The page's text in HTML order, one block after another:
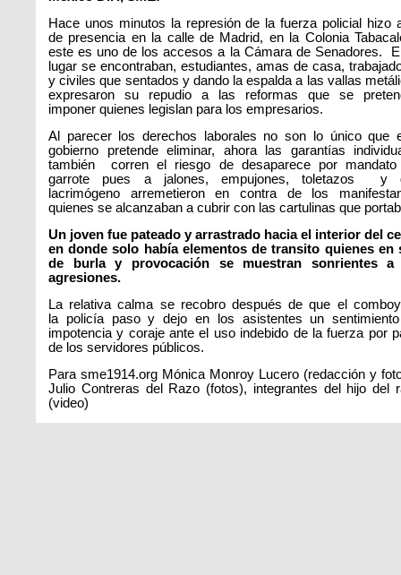
Hace unos minutos la represión de la fuerza policial hizo
de presencia en la calle de Madrid, en la Colonia
este es uno de los accesos a la Cámara de Senadores.
lugar se encontraban, estudiantes, amas de casa,
y civiles que sentados y dando la espalda a las vallas
expresaron su repudio a las reformas que se
imponer quienes legislan para los empresarios.
Al parecer los derechos laborales no son lo único que
gobierno pretende eliminar, ahora las garantías
también corren el riesgo de desaparece por mandato
garrote pues a jalones, empujones, toletazos y
lacrimógeno arremetieron en contra de los
quienes se alcanzaban a cubrir con las cartulinas que
Un joven fue pateado y arrastrado hacia el interior del
en donde solo había elementos de transito quienes en
de burla y provocación se muestran sonrientes a
agresiones.
La relativa calma se recobro después de que el
la policía paso y dejo en los asistentes un
impotencia y coraje ante el uso indebido de la fuerza por
de los servidores públicos.
Para sme1914.org Mónica Monroy Lucero (redacción y
Julio Contreras del Razo (fotos), integrantes del hijo del
(video)